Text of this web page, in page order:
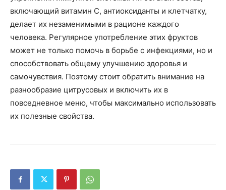
включающий витамин C, антиоксиданты и клетчатку,
делает их незаменимыми в рационе каждого
человека. Регулярное употребление этих фруктов
может не только помочь в борьбе с инфекциями, но и
способствовать общему улучшению здоровья и
самочувствия. Поэтому стоит обратить внимание на
разнообразие цитрусовых и включить их в
повседневное меню, чтобы максимально использовать
их полезные свойства.